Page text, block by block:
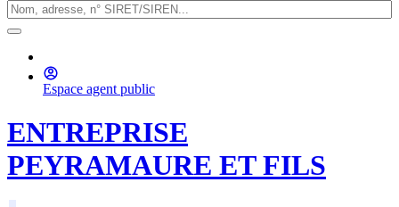
Espace agent public
ENTREPRISE
PEYRAMAURE ET FILS